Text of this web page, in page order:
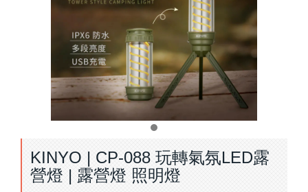
KINYO | CP-088 玩轉氣氛LED露
營燈 | 露營燈 照明燈